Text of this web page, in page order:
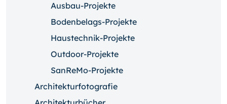
Ausbau-Projekte
Bodenbelags-Projekte
Haustechnik-Projekte
Outdoor-Projekte
SanReMo-Projekte
Architekturfotografie